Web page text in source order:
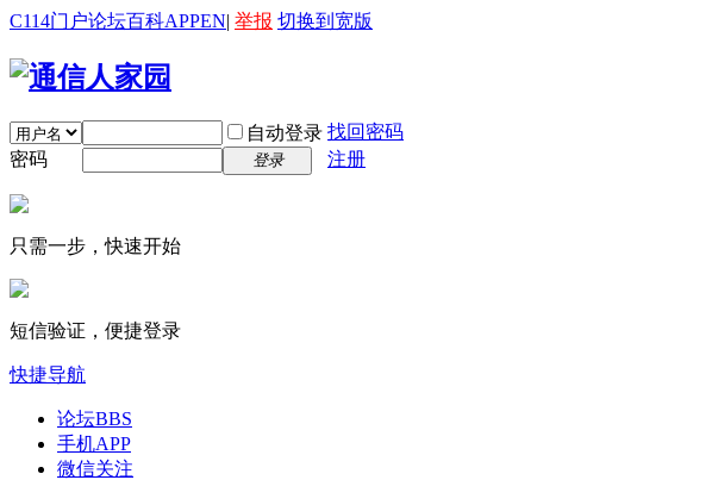
C114门户论坛百科APPEN| 举报 切换到宽版
自动登录 找回密码
密码
登录 注册
只需一步，快速开始
短信验证，便捷登录
快捷导航
论坛BBS
手机APP
微信关注